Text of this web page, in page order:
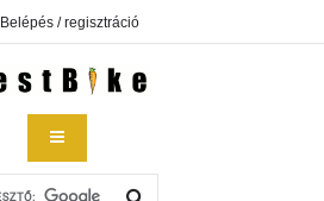
Belépés / regisztráció